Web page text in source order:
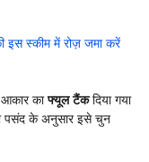
इस स्कीम में रोज़ जमा करें
काफ्यूल टैंकदिया गया
पसंद के अनुसार इसे चुन